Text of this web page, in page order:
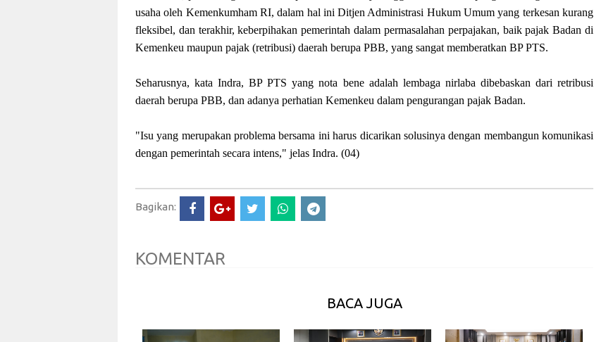
usaha oleh Kemenkumham RI, dalam hal ini Ditjen Administrasi Hukum Umum yang terkesan kurang
fleksibel, dan terakhir, keberpihakan pemerintah dalam permasalahan perpajakan, baik pajak Badan di
Kemenkeu maupun pajak (retribusi) daerah berupa PBB, yang sangat memberatkan BP PTS.
Seharusnya, kata Indra, BP PTS yang nota bene adalah lembaga nirlaba dibebaskan dari retribusi
daerah berupa PBB, dan adanya perhatian Kemenkeu dalam pengurangan pajak Badan.
"Isu yang merupakan problema bersama ini harus dicarikan solusinya dengan membangun komunikasi
dengan pemerintah secara intens," jelas Indra. (04)
Bagikan:
KOMENTAR
BACA JUGA